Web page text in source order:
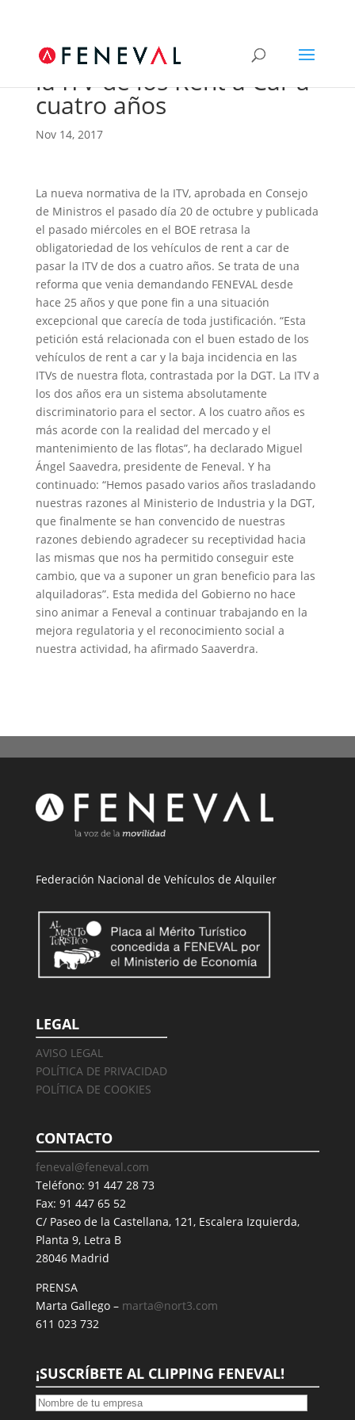
Feneval consigue retrasar
la ITV de los Rent a Car a
cuatro años
Nov 14, 2017
La nueva normativa de la ITV, aprobada en Consejo
de Ministros el pasado día 20 de octubre y publicada
el pasado miércoles en el BOE retrasa la
obligatoriedad de los vehículos de rent a car de
pasar la ITV de dos a cuatro años. Se trata de una
reforma que venia demandando FENEVAL desde
hace 25 años y que pone fin a una situación
excepcional que carecía de toda justificación. “Esta
petición está relacionada con el buen estado de los
vehículos de rent a car y la baja incidencia en las
ITVs de nuestra flota, contrastada por la DGT. La ITV a
los dos años era un sistema absolutamente
discriminatorio para el sector. A los cuatro años es
más acorde con la realidad del mercado y el
mantenimiento de las flotas”, ha declarado Miguel
Ángel Saavedra, presidente de Feneval. Y ha
continuado: “Hemos pasado varios años trasladando
nuestras razones al Ministerio de Industria y la DGT,
que finalmente se han convencido de nuestras
razones debiendo agradecer su receptividad hacia
las mismas que nos ha permitido conseguir este
cambio, que va a suponer un gran beneficio para las
alquiladoras”. Esta medida del Gobierno no hace
sino animar a Feneval a continuar trabajando en la
mejora regulatoria y el reconocimiento social a
nuestra actividad, ha afirmado Saaverdra.
Federación Nacional de Vehículos de Alquiler
LEGAL
AVISO LEGAL
POLÍTICA DE PRIVACIDAD
POLÍTICA DE COOKIES
CONTACTO
feneval@feneval.com
Teléfono: 91 447 28 73
Fax: 91 447 65 52
C/ Paseo de la Castellana, 121, Escalera Izquierda,
Planta 9, Letra B
28046 Madrid
PRENSA
Marta Gallego – marta@nort3.com
611 023 732
¡SUSCRÍBETE AL CLIPPING FENEVAL!